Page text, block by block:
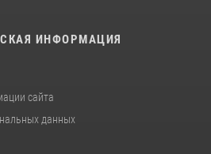
ИНФОРМАЦИЯ
сайта
данных